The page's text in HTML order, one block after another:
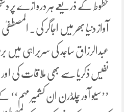
خطوط کے ذریعے ہر دروازے پر
آواز دنیا بھر میں اجاگر کی۔
عبدالرزاق ساجد کی سربراہی میں
نفیس ذکریا سے بھی ملاقات کی
’’سیو آور چلڈرن ان کشمیر مہم‘‘ کے